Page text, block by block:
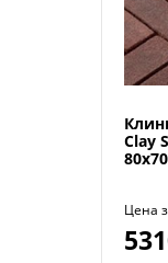
Clay
80x70
Цена